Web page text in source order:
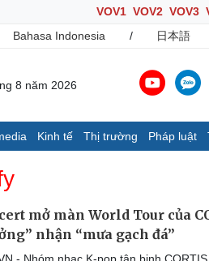
VOV1 VOV2 VOV3
Bahasa Indonesia / 日本語
8 năm 2026
Kinh tế Thị trường Pháp luật
Cuộc sống đó đây
mở màn World Tour của
nhận “mưa gạch đá”